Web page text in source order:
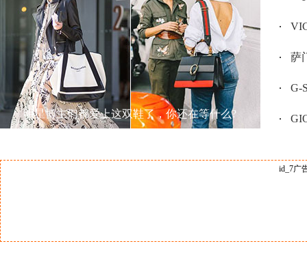
明星博主们都爱上这双鞋了，你还在等什么?
萨
G-
id_7广